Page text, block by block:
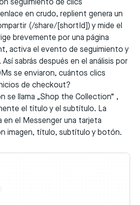
seguimiento de clics
en crudo, replient genera un
(/share/[shortId]) y mide el
brevemente por una página
activa el evento de seguimiento y
sabrás después en el análisis por
se enviaron, cuántos clics
de checkout?
se llama „Shop the Collection“ ,
el título y el subtítulo. La
en el Messenger una tarjeta
imagen, título, subtítulo y botón.